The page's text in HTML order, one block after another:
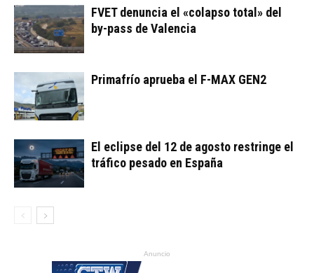
FVET denuncia el «colapso total» del
by-pass de Valencia
Primafrío aprueba el F-MAX GEN2
El eclipse del 12 de agosto restringe el
tráfico pesado en España
Anuncio